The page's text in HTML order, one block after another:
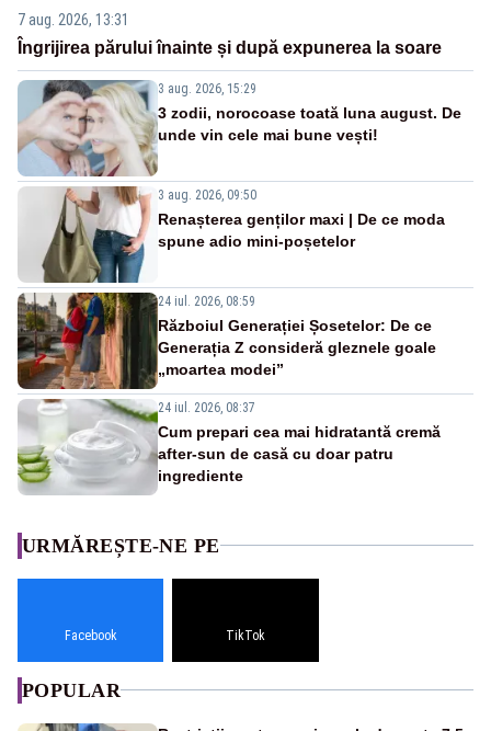
7 aug. 2026, 13:31
Îngrijirea părului înainte și după expunerea la soare
3 aug. 2026, 15:29
3 zodii, norocoase toată luna august. De
unde vin cele mai bune vești!
3 aug. 2026, 09:50
Renașterea genților maxi | De ce moda
spune adio mini-poșetelor
24 iul. 2026, 08:59
Războiul Generației Șosetelor: De ce
Generația Z consideră gleznele goale
„moartea modei”
24 iul. 2026, 08:37
Cum prepari cea mai hidratantă cremă
after-sun de casă cu doar patru
ingrediente
URMĂREȘTE-NE PE
Facebook TikTok
POPULAR